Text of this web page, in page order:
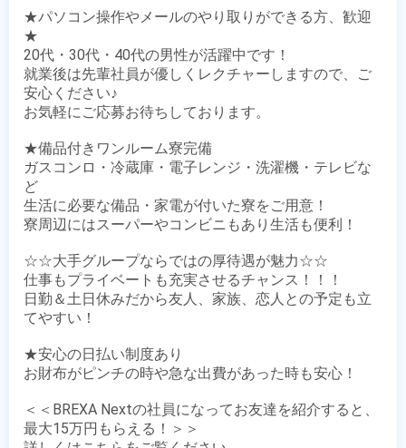
★パソコン操作やメールのやり取りができる方、歓迎
★
20代・30代・40代の男性が活躍中です！
就業後は先輩社員が優しくレクチャーしますので、ご
安心ください♪
お気軽にご応募お待ちしております。
★備品付きワンルーム寮完備
ガスコンロ・冷蔵庫・電子レンジ・洗濯機・テレビな
ど
生活に必要な備品・家電が付いた寮をご用意！
寮周辺にはスーパーやコンビニもあり生活も便利！
☆☆大手グループならではの厚待遇が魅力☆☆
仕事もプライベートも充実させるチャンス！！！
日勤＆土日休みだから友人、家族、恋人との予定も立
てやすい！
★安心の日払い制度あり
お財布がピンチの時や急な出費があった時も安心！
＜＜BREXA Nextの社員になってお友達を紹介すると、
最大15万円もらえる！＞＞